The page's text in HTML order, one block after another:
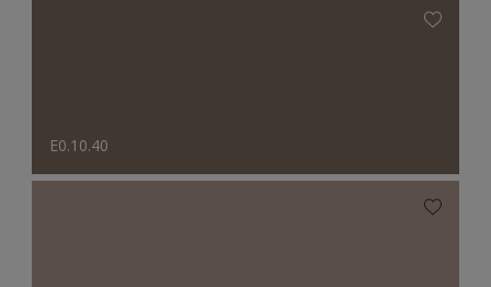
E0.10.40